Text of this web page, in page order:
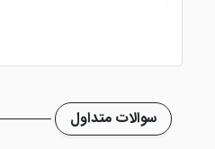
سوالات متداول